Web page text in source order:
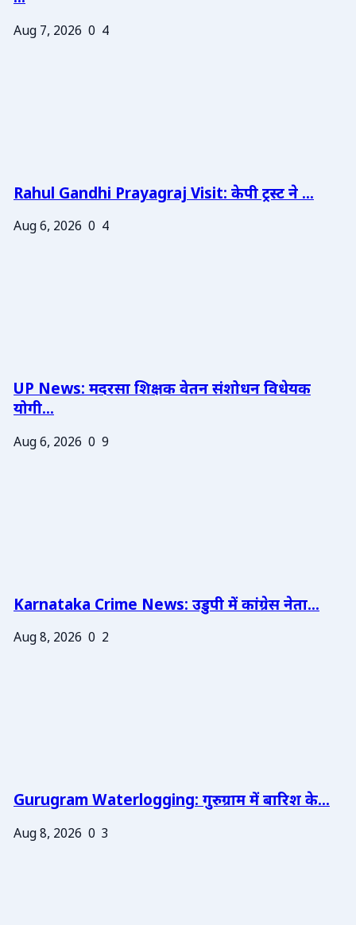
Aug 7, 2026 0 4
Rahul Gandhi Prayagraj Visit: केपी ट्रस्ट ने ...
Aug 6, 2026 0 4
UP News: मदरसा शिक्षक वेतन संशोधन विधेयक
योगी...
Aug 6, 2026 0 9
Karnataka Crime News: उडुपी में कांग्रेस नेता...
Aug 8, 2026 0 2
Gurugram Waterlogging: गुरुग्राम में बारिश के...
Aug 8, 2026 0 3